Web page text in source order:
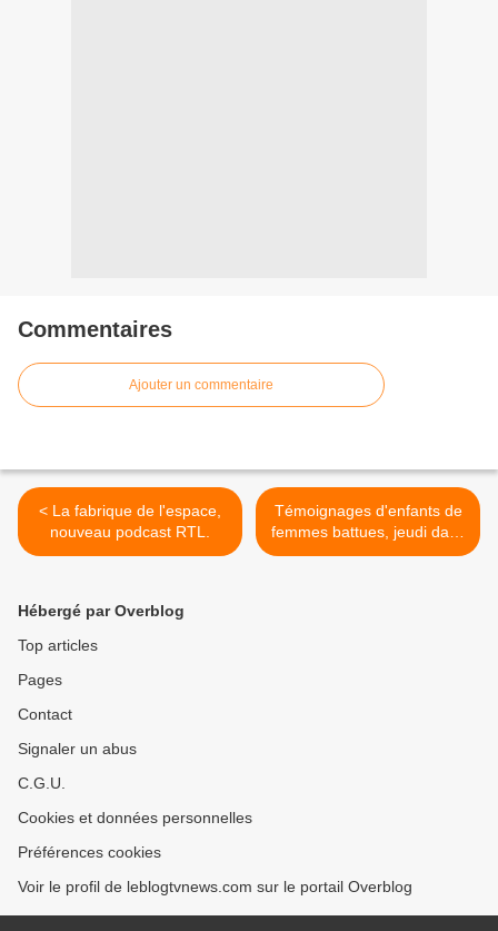
Commentaires
Ajouter un commentaire
< La fabrique de l'espace,
nouveau podcast RTL.
Témoignages d'enfants de
femmes battues, jeudi dans
Ça commence aujourd'hui.
Hébergé par Overblog
Top articles
Pages
Contact
Signaler un abus
C.G.U.
Cookies et données personnelles
Préférences cookies
Voir le profil de leblogtvnews.com sur le portail Overblog